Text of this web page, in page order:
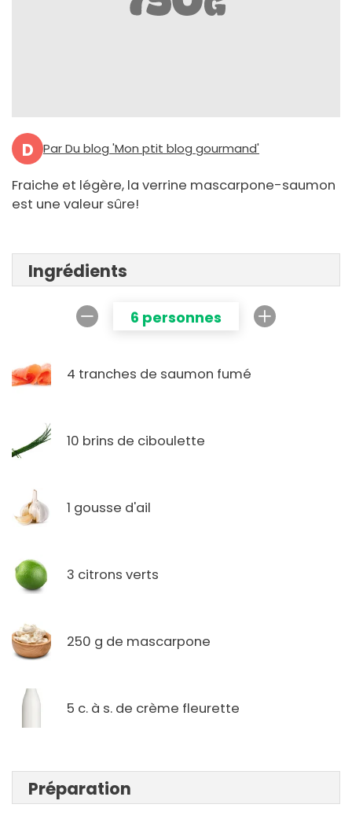
D Par Du blog 'Mon ptit blog gourmand'
Fraiche et légère, la verrine mascarpone-saumon
est une valeur sûre!
Ingrédients
6 personnes
4 tranches de saumon fumé
10 brins de ciboulette
1 gousse d'ail
3 citrons verts
250 g de mascarpone
5 c. à s. de crème fleurette
Préparation